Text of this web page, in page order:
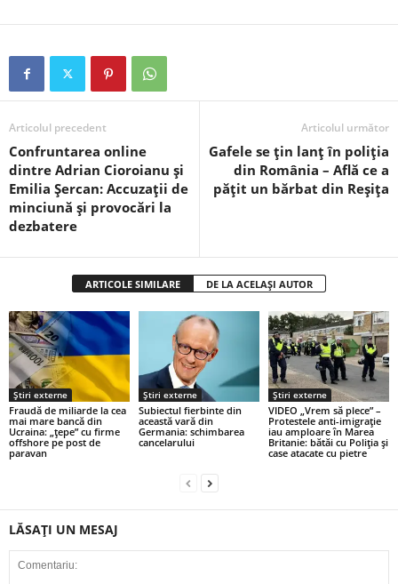
Articolul precedent
Confruntarea online
dintre Adrian Cioroianu și
Emilia Șercan: Accuzații de
minciună și provocări la
dezbatere
Articolul următor
Gafele se țin lanț în poliția
din România – Află ce a
pățit un bărbat din Reșița
ARTICOLE SIMILARE DE LA ACELAȘI AUTOR
Știri externe
Fraudă de miliarde la cea
mai mare bancă din
Ucraina: „țepe” cu firme
offshore pe post de
paravan
Știri externe
Subiectul fierbinte din
această vară din
Germania: schimbarea
cancelarului
Știri externe
VIDEO „Vrem să plece” –
Protestele anti-imigrație
iau amploare în Marea
Britanie: bătăi cu Poliția și
case atacate cu pietre
LĂSAȚI UN MESAJ